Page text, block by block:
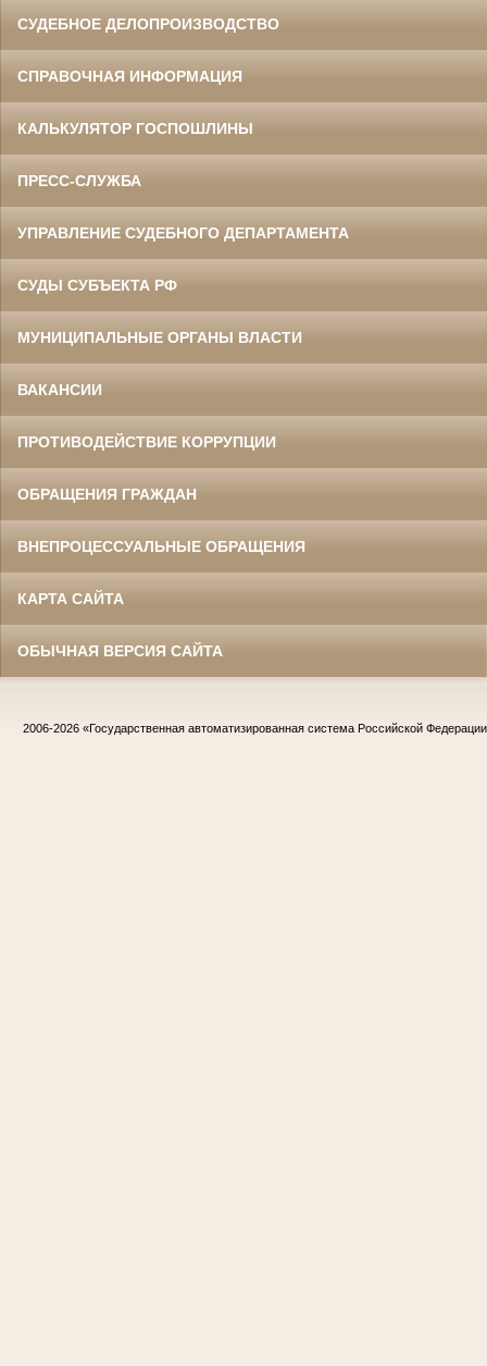
СУДЕБНОЕ ДЕЛОПРОИЗВОДСТВО
СПРАВОЧНАЯ ИНФОРМАЦИЯ
КАЛЬКУЛЯТОР ГОСПОШЛИНЫ
ПРЕСС-СЛУЖБА
УПРАВЛЕНИЕ СУДЕБНОГО ДЕПАРТАМЕНТА
СУДЫ СУБЪЕКТА РФ
МУНИЦИПАЛЬНЫЕ ОРГАНЫ ВЛАСТИ
ВАКАНСИИ
ПРОТИВОДЕЙСТВИЕ КОРРУПЦИИ
ОБРАЩЕНИЯ ГРАЖДАН
ВНЕПРОЦЕССУАЛЬНЫЕ ОБРАЩЕНИЯ
КАРТА САЙТА
ОБЫЧНАЯ ВЕРСИЯ САЙТА
2006-2026 «Государственная автоматизированная система Российской